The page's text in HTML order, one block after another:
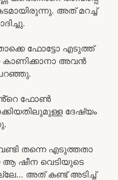
അത് മറച്ച്
ഫോട്ടോ എടുത്ത്
കാണിക്കാനാ അവൻ
ഫോൺ
ദേഷ്യം
തന്നെ എടുത്തതാ
ആ ഷീന വെടിയുടെ
അത് കണ്ട് അടിച്ച്